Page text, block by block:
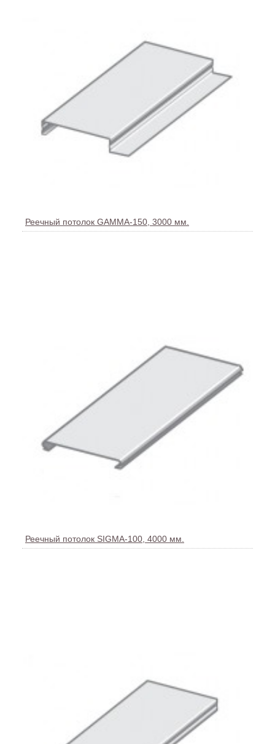
Реечный потолок GAMMA-150, 3000 мм.
Реечный потолок SIGMA-100, 4000 мм.